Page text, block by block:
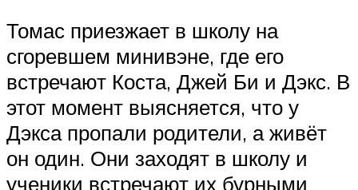
Томас приезжает в школу на
сгоревшем минивэне, где его
встречают Коста, Джей Би и Дэкс. В
этот момент выясняется, что у
Дэкса пропали родители, а живёт
он один. Они заходят в школу и
ученики встречают их бурными